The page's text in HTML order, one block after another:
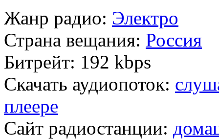
Жанр радио: Электро
Страна вещания: Россия
Битрейт: 192 kbps
Скачать аудиопоток:
плеере
Сайт радиостанции: